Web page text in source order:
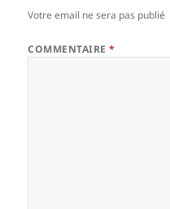
Votre email ne sera pas publié
COMMENTAIRE*